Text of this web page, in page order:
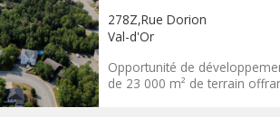
278Z,Rue Dorion
Val-d'Or
Opportunité de
de 23 000 m² de terrain